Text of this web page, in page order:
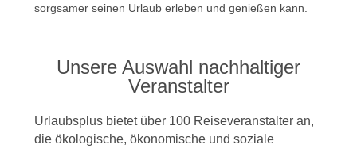
sorgsamer seinen Urlaub erleben und genießen kann.
Unsere Auswahl nachhaltiger
Veranstalter
Urlaubsplus bietet über 100 Reiseveranstalter an,
die ökologische, ökonomische und soziale